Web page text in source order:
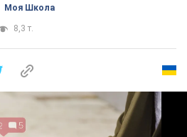
Моя Школа
8,3 т.